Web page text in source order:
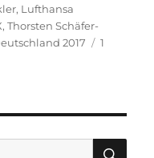
, Lufthansa
,Thorsten Schäfer-
2017
1